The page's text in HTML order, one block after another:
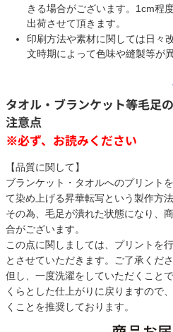
きる場合がございます。1cm程
出荷させて頂きます。
印刷方法や素材に関しては日々
文時期によって色味や縫製等が
タオル・ブランケット等毛足
注意点
※必ず、お読みください
【品質に関して】
ブランケット・タオルへのプリント
て染め上げる昇華転写という製作方
その為、毛足が潰れた状態になり、
合がございます。
この点に関しましては、プリントを
とさせていただきます。ご了承くださ
但し、一度洗濯をしていただくこと
くらとした仕上がりに戻りますので
くことを推奨しております。